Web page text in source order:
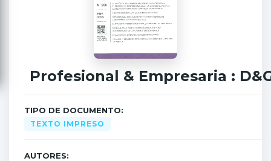
Profesional & Empresaria :
TIPO DE DOCUMENTO:
TEXTO IMPRESO
AUTORES: